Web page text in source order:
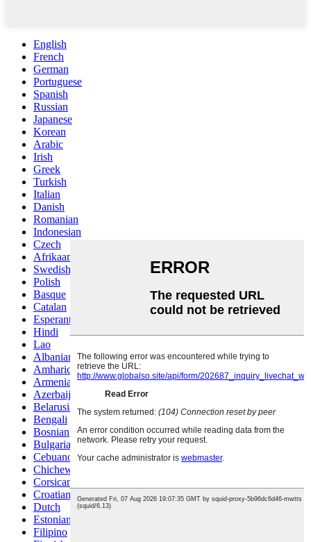
English
French
German
Portuguese
Spanish
Russian
Japanese
Korean
Arabic
Irish
Greek
Turkish
Italian
Danish
Romanian
Indonesian
Czech
Afrikaans
Swedish
Polish
Basque
Catalan
Esperanto
Hindi
Lao
Albanian
Amharic
Armenian
Azerbaijani
Belarusian
Bengali
Bosnian
Bulgarian
Cebuano
Chichewa
Corsican
Croatian
Dutch
Estonian
Filipino